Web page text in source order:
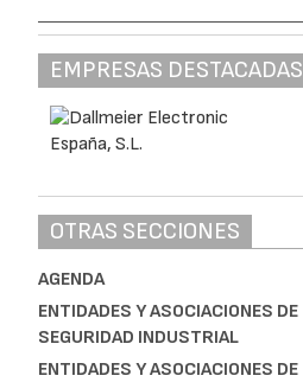
EMPRESAS DESTACADAS
OTRAS SECCIONES
AGENDA
ENTIDADES Y ASOCIACIONES DE
SEGURIDAD INDUSTRIAL
ENTIDADES Y ASOCIACIONES DE